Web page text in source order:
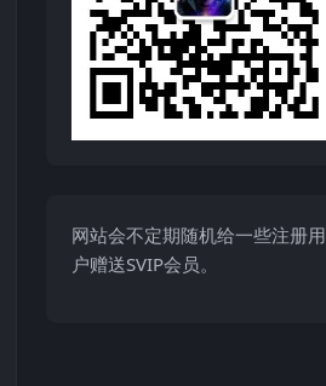
网站会不定期随机给一些注册用
户赠送SVIP会员。